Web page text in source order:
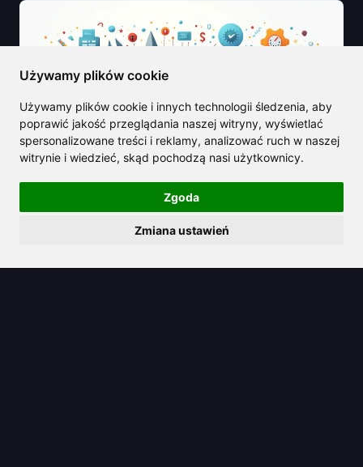
Używamy plików cookie
Używamy plików cookie i innych technologii śledzenia, aby
poprawić jakość przeglądania naszej witryny, wyświetlać
spersonalizowane treści i reklamy, analizować ruch w naszej
witrynie i wiedzieć, skąd pochodzą nasi użytkownicy.
Zgoda
Zmiana ustawień
Odkryj swój potencjał dzięki